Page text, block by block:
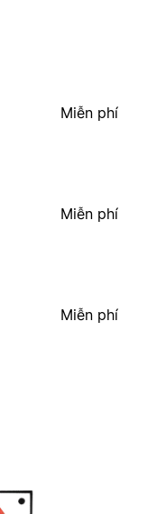
Miễn phí
Miễn phí
Miễn phí